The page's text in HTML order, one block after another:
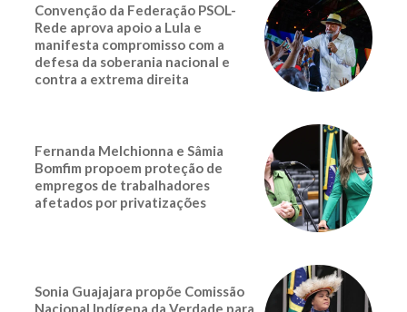
Convenção da Federação PSOL-
Rede aprova apoio a Lula e
manifesta compromisso com a
defesa da soberania nacional e
contra a extrema direita
Fernanda Melchionna e Sâmia
Bomfim propoem proteção de
empregos de trabalhadores
afetados por privatizações
Sonia Guajajara propõe Comissão
Nacional Indígena da Verdade para